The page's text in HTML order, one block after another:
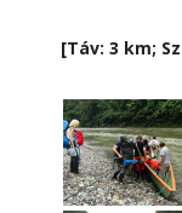
[Táv: 3 km;